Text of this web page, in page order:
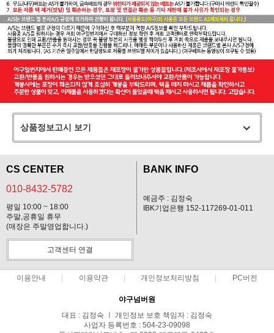
상품정보고시 보기
CS CENTER
010-8432-5782
평일 10:00 ~ 18:00
주말,공휴일 휴무
(매장은 주말영업합니다.)
BANK INFO
예금주 : 김정숙
IBK기업은행 152-117269-01-011
고객센터 연결
이용안내 이용약관 개인정보처리방침 PC버전
야구넘버원
대표 : 김정숙 ㅣ 개인정보 보호 책임자 : 김정숙
사업자 등록번호 : 504-23-09098